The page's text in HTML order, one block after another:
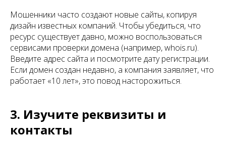
Мошенники часто создают новые сайты, копируя
дизайн известных компаний. Чтобы убедиться, что
ресурс существует давно, можно воспользоваться
сервисами проверки домена (например, whois.ru).
Введите адрес сайта и посмотрите дату регистрации.
Если домен создан недавно, а компания заявляет, что
работает «10 лет», это повод насторожиться.
3. Изучите реквизиты и
контакты